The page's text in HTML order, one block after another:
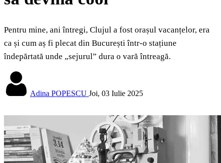
Pentru mine, ani întregi, Clujul a fost orașul vacanțelor, era
ca și cum aș fi plecat din București într-o stațiune
îndepărtată unde „sejurul” dura o vară întreagă.
Adina POPESCU Joi, 03 Iulie 2025